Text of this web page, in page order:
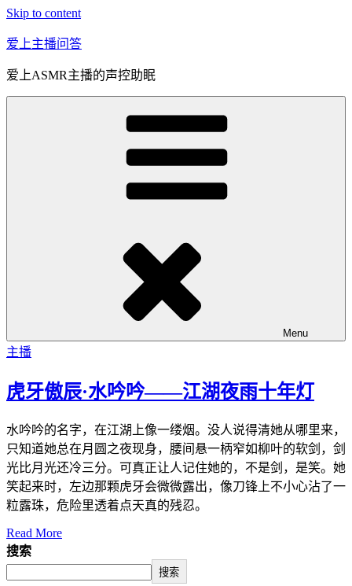
Skip to content
爱上主播问答
爱上ASMR主播的声控助眠
Menu
主播
虎牙傲辰·水吟吟——江湖夜雨十年灯
水吟吟的名字，在江湖上像一缕烟。没人说得清她从哪里来，
只知道她总在月圆之夜现身，腰间悬一柄窄如柳叶的软剑，剑
光比月光还冷三分。可真正让人记住她的，不是剑，是笑。她
笑起来时，左边那颗虎牙会微微露出，像刀锋上不小心沾了一
粒露珠，危险里透着点天真的残忍。
Read More
搜索
搜索